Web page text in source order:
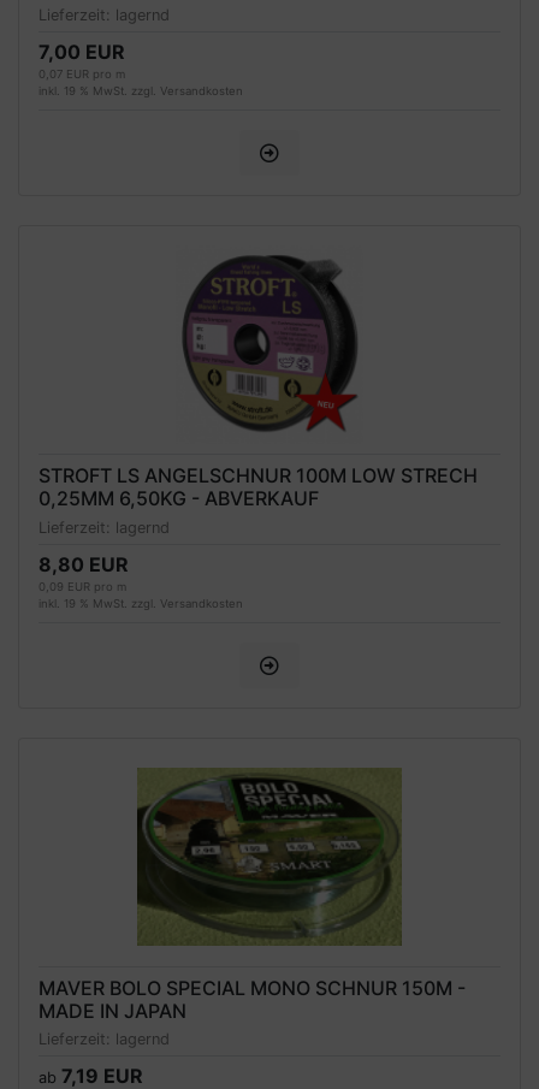
Lieferzeit: lagernd
7,00 EUR
0,07 EUR pro m
inkl. 19 % MwSt. zzgl. Versandkosten
STROFT LS ANGELSCHNUR 100M LOW STRECH
0,25MM 6,50KG - ABVERKAUF
Lieferzeit: lagernd
8,80 EUR
0,09 EUR pro m
inkl. 19 % MwSt. zzgl. Versandkosten
MAVER BOLO SPECIAL MONO SCHNUR 150M -
MADE IN JAPAN
Lieferzeit: lagernd
ab 7,19 EUR